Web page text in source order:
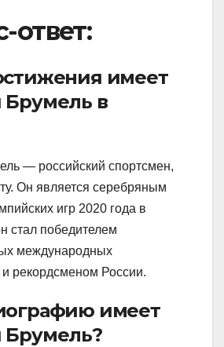
ответ:
имеет
Брумель в
— российский спортсмен,
Он является серебряным
игр 2020 года в
стал победителем
международных
рекордсменом России.
имеет
Брумель?